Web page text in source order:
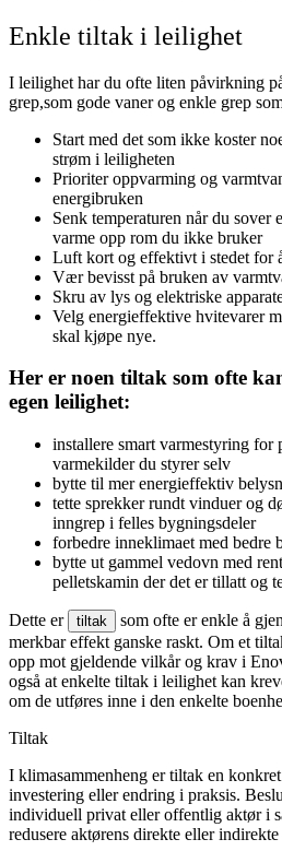
Enkle tiltak i leilighet
I leilighet har du ofte liten påvirkning
grep,som gode vaner og enkle grep
Start med det som ikke koster
strøm i leiligheten
Prioriter oppvarming og
energibruken
Senk temperaturen når du sover
varme opp rom du ikke bruker
Luft kort og effektivt i stedet for
Vær bevisst på bruken av
Skru av lys og elektriske
Velg energieffektive hvitevarer
skal kjøpe nye.
Her er noen tiltak som ofte
egen leilighet:
installere smart varmestyring for
varmekilder du styrer selv
bytte til mer energieffektiv
tette sprekker rundt vinduer og
inngrep i felles bygningsdeler
forbedre inneklimaet med
bytte ut gammel vedovn med
pelletskamin der det er tillatt og
Dette er tiltak
som ofte er enkle å
merkbar effekt ganske raskt. Om et
opp mot gjeldende vilkår og krav i
også at enkelte tiltak i leilighet kan
om de utføres inne i den enkelte
Tiltak
I klimasammenheng er tiltak en
investering eller endring i praksis.
individuell privat eller offentlig aktør i
redusere aktørens direkte eller